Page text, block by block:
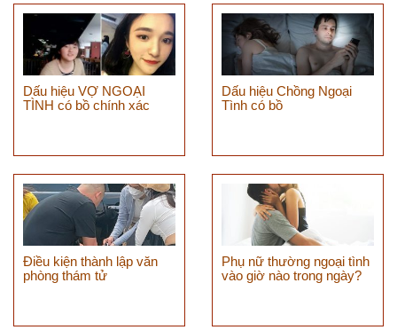
Dấu hiệu VỢ NGOẠI
TÌNH có bồ chính xác
Dấu hiệu Chồng Ngoại
Tình có bồ
Điều kiện thành lập văn
phòng thám tử
Phụ nữ thường ngoại tình
vào giờ nào trong ngày?